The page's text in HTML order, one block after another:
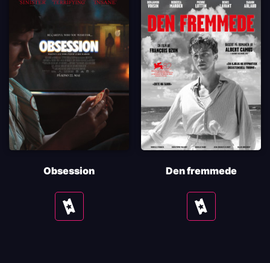
Obsession
Se
tider
Den fremmede
Se
tider